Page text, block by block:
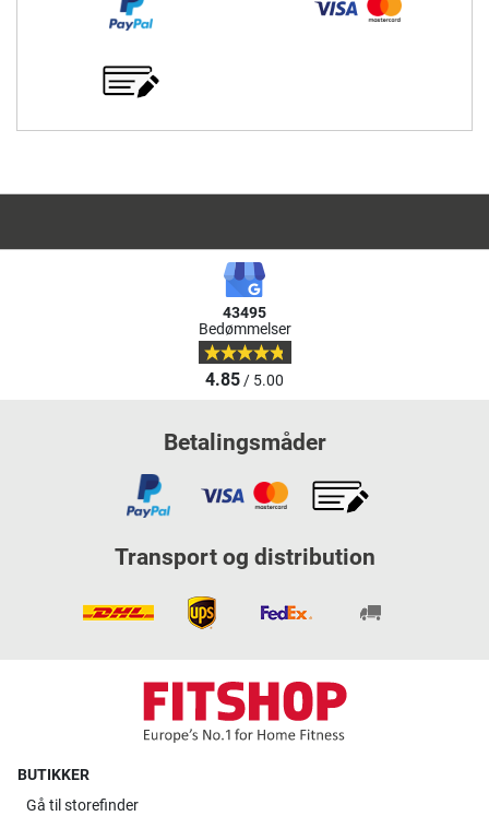
43495
Bedømmelser
4.85/ 5.00
Betalingsmåder
Transport og distribution
BUTIKKER
Gå til storefinder